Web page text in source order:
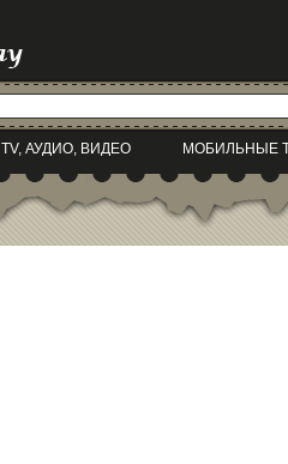
TV, АУДИО, ВИДЕО МОБИЛЬНЫЕ